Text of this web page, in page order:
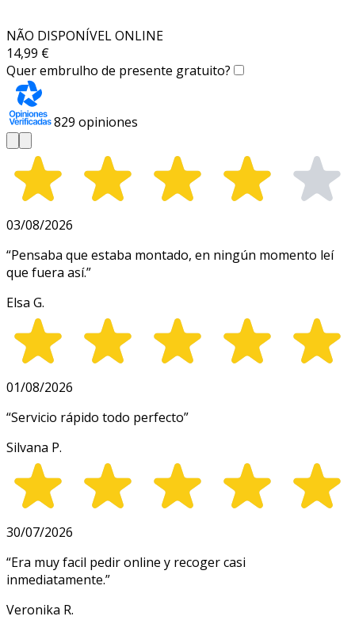
NÃO DISPONÍVEL ONLINE
14,99 €
Quer embrulho de presente gratuito?
829 opiniones
03/08/2026
“Pensaba que estaba montado, en ningún momento leí
que fuera así.”
Elsa G.
01/08/2026
“Servicio rápido todo perfecto”
Silvana P.
30/07/2026
“Era muy facil pedir online y recoger casi
inmediatamente.”
Veronika R.